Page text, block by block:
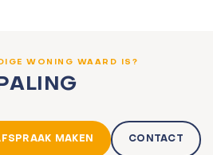
WONING WAARD IS?
MAKEN CONTACT